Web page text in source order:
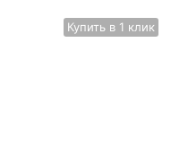
Купить в 1 клик